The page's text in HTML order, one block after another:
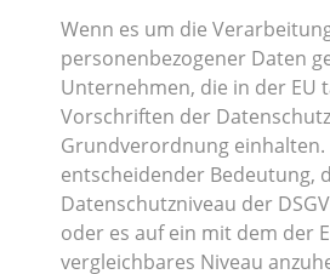
Wenn es um die
personenbezogener Daten
Unternehmen, die in der EU
Vorschriften der
Grundverordnung einhalten.
entscheidender Bedeutung,
Datenschutzniveau der
oder es auf ein mit dem der
vergleichbares Niveau